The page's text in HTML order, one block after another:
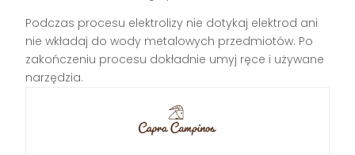
Podczas procesu elektrolizy nie dotykaj elektrod ani
nie wkładaj do wody metalowych przedmiotów. Po
zakończeniu procesu dokładnie umyj ręce i używane
narzędzia.